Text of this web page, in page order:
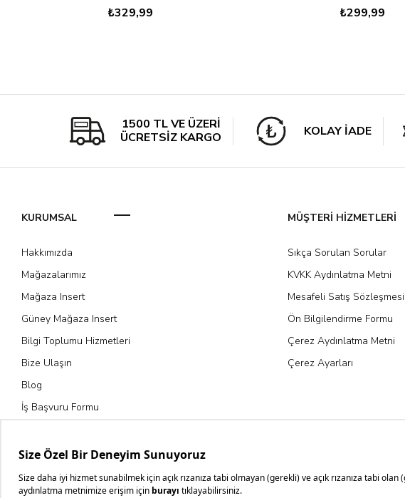
₺329,99 ₺299,99
1500 TL VE ÜZERİ
ÜCRETSİZ KARGO
KOLAY İADE
KURUMSAL
Hakkımızda
Mağazalarımız
Mağaza Insert
Güney Mağaza Insert
Bilgi Toplumu Hizmetleri
Bize Ulaşın
Blog
İş Başvuru Formu
MÜŞTERİ HİZMETLERİ
Sıkça Sorulan Sorular
KVKK Aydınlatma Metni
Mesafeli Satış Sözleşmesi
Ön Bilgilendirme Formu
Çerez Aydınlatma Metni
Çerez Ayarları